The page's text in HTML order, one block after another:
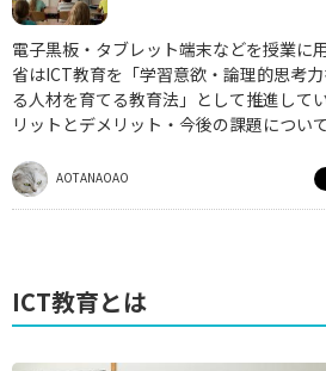
電子黒板・タブレット端末などを授業に
省はICT教育を「学習意欲・論理的思考
る人材を育てる教育法」として推進して
リットとデメリット・今後の課題につい
AOTANAOAO
ICT教育とは